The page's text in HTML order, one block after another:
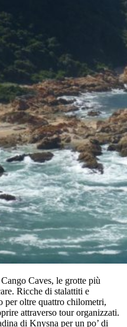
Caves, le grotte più
Ricche di stalattiti e
per oltre quattro chilometri,
attraverso tour organizzati.
di Knysna per un po’ di